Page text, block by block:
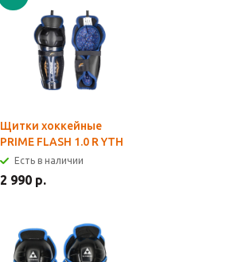
Щитки хоккейные
PRIME FLASH 1.0 R YTH
Есть в наличии
2 990 р.